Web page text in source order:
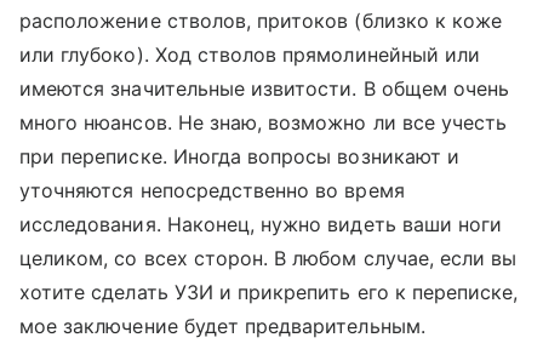
расположение стволов, притоков (близко к коже
или глубоко). Ход стволов прямолинейный или
имеются значительные извитости. В общем очень
много нюансов. Не знаю, возможно ли все учесть
при переписке. Иногда вопросы возникают и
уточняются непосредственно во время
исследования. Наконец, нужно видеть ваши ноги
целиком, со всех сторон. В любом случае, если вы
хотите сделать УЗИ и прикрепить его к переписке,
мое заключение будет предварительным.